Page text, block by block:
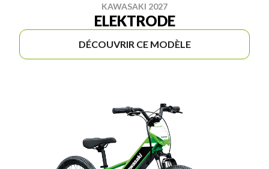
KAWASAKI 2027
ELEKTRODE
DÉCOUVRIR CE MODÈLE